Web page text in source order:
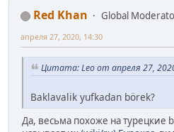
Red Khan
Global
апреля 27, 2020, 14:30
Цитата: Leo от апреля 27,
Baklavalik yufkadan börek?
Да, весьма похоже на турецкие